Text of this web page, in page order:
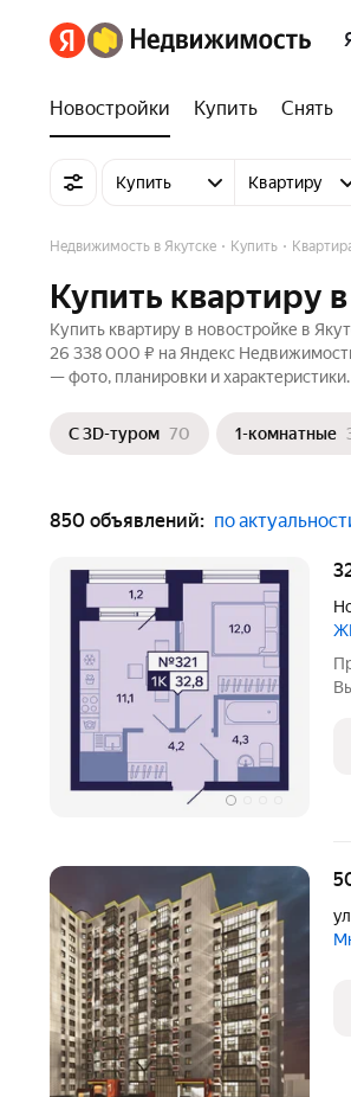
Новостройки Купить Снять
Купить Квартиру
Недвижимость в Якутске Купить
Купить квартиру
Купить квартиру в новостройке в
26 338 000 ₽ на Яндекс
— фото, планировки и характеристики.
С 3D-туром 70 1-комнатные
850 объявлений: по